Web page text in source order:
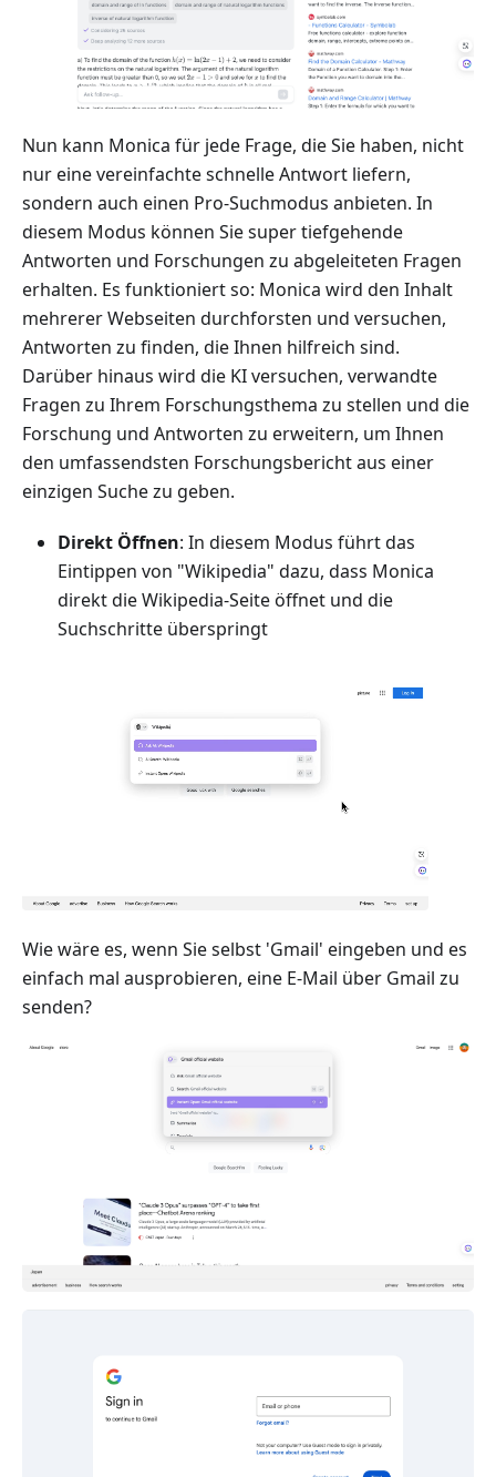
Nun kann Monica für jede Frage, die Sie haben, nicht
nur eine vereinfachte schnelle Antwort liefern,
sondern auch einen Pro-Suchmodus anbieten. In
diesem Modus können Sie super tiefgehende
Antworten und Forschungen zu abgeleiteten Fragen
erhalten. Es funktioniert so: Monica wird den Inhalt
mehrerer Webseiten durchforsten und versuchen,
Antworten zu finden, die Ihnen hilfreich sind.
Darüber hinaus wird die KI versuchen, verwandte
Fragen zu Ihrem Forschungsthema zu stellen und die
Forschung und Antworten zu erweitern, um Ihnen
den umfassendsten Forschungsbericht aus einer
einzigen Suche zu geben.
Direkt Öffnen: In diesem Modus führt das
Eintippen von "Wikipedia" dazu, dass Monica
direkt die Wikipedia-Seite öffnet und die
Suchschritte überspringt
Wie wäre es, wenn Sie selbst 'Gmail' eingeben und es
einfach mal ausprobieren, eine E-Mail über Gmail zu
senden?